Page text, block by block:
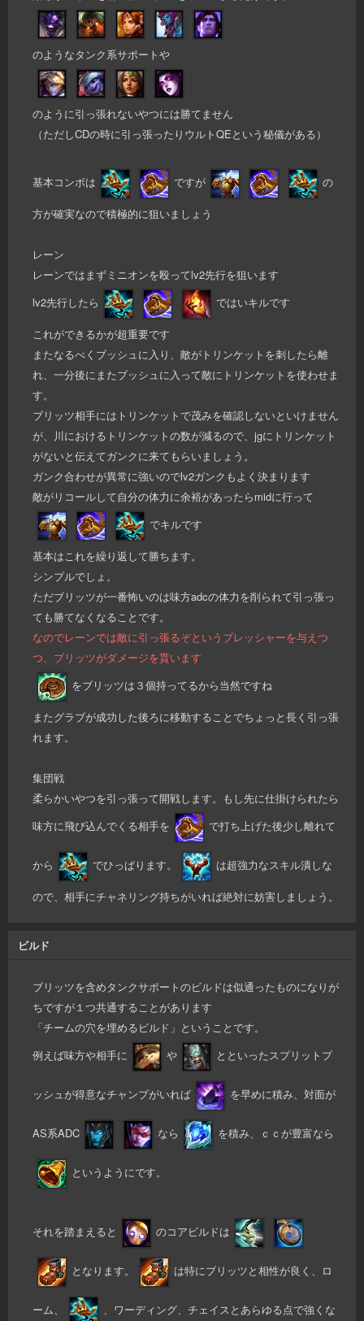
のようなタンク系サポートや
のように引っ張れないやつには勝てません
（ただしCDの時に引っ張ったりウルトQEという秘儀がある）
基本コンボは ですが の
方が確実なので積極的に狙いましょう
レーン
レーンではまずミニオンを殴ってlv2先行を狙います
lv2先行したら
ではいキルです
これができるかが超重要です
またなるべくブッシュに入り、敵がトリンケットを刺したら離
れ、一分後にまたブッシュに入って敵にトリンケットを使わせま
す。
ブリッツ相手にはトリンケットで茂みを確認しないといけません
が、川におけるトリンケットの数が減るので、jgにトリンケット
がないと伝えてガンクに来てもらいましょう。
ガンク合わせが異常に強いのでlv2ガンクもよく決まります
敵がリコールして自分の体力に余裕があったらmidに行って
でキルです
基本はこれを繰り返して勝ちます。
シンプルでしょ。
ただブリッツが一番怖いのは味方adcの体力を削られて引っ張っ
ても勝てなくなることです。
なのでレーンでは敵に引っ張るぞというプレッシャーを与えつ
つ、ブリッツがダメージを貰います
をブリッツは３個持ってるから当然ですね
またグラブが成功した後ろに移動することでちょっと長く引っ張
れます。
集団戦
柔らかいやつを引っ張って開戦します。もし先に仕掛けられたら
味方に飛び込んでくる相手を
で打ち上げた後少し離れて
から でひっぱります。 は超強力なスキル潰しな
ので、相手にチャネリング持ちがいれば絶対に妨害しましょう。
ビルド
ブリッツを含めタンクサポートのビルドは似通ったものになりが
ちですが１つ共通することがあります
「チームの穴を埋めるビルド」ということです。
例えば味方や相手に
や とといったスプリットプ
ッシュが得意なチャンプがいれば を早めに積み、対面が
AS系ADC なら を積み、ｃｃが豊富なら
というようにです。
それを踏まえると のコアビルドは
となります。 は特にブリッツと相性が良く、ロ
ーム、 、ワーディング、チェイスとあらゆる点で強くな